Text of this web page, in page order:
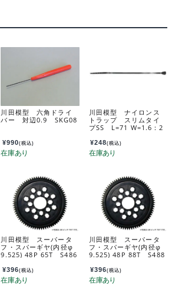
川田模型 六角ドライ
バー 対辺0.9 SKG08
¥990(税込)
川田模型 ナイロンス
トラップ スリムタイ
プSS L=71 W=1.6：2
¥248(税込)
川田模型 スーパータ
フ・スパーギヤ(内径φ
9.525) 48P 65T S486
¥396(税込)
川田模型 スーパータ
フ・スパーギヤ(内径φ
9.525) 48P 88T S488
¥396(税込)